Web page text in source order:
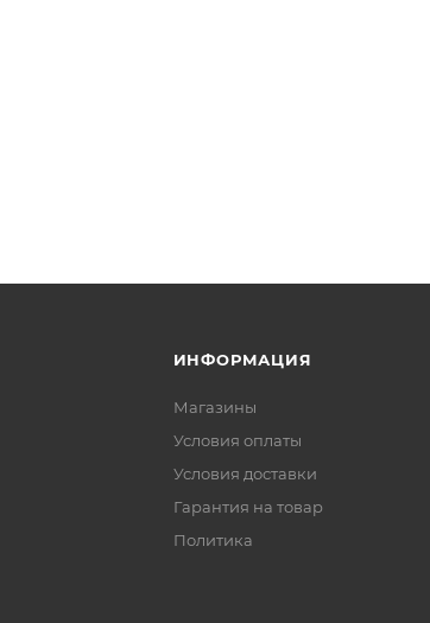
ИНФОРМАЦИЯ
Магазины
Условия оплаты
Условия доставки
Гарантия на товар
Политика